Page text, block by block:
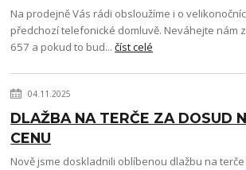
Na prodejně Vás rádi obsloužíme i o
předchozí telefonické domluvě. Neváhejte nám
657 a pokud to bud...číst celé
04.11.2025
DLAŽBA NA TERČE ZA DOSUD
CENU
Nově jsme doskladnili oblíbenou dlažbu na